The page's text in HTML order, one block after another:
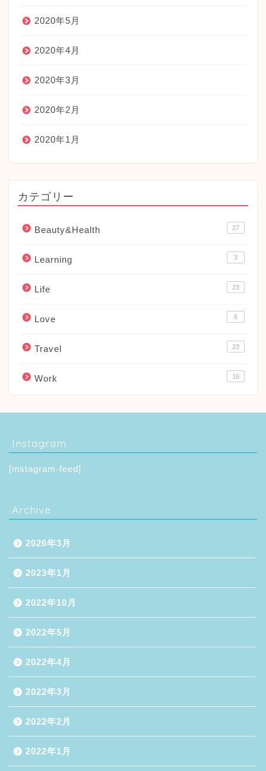
2020年5月
2020年4月
2020年3月
2020年2月
2020年1月
カテゴリー
Beauty&Health 27
Learning 3
Life 23
Love 6
Travel 23
Work 16
Instagram
[instagram-feed]
Archive
2026年3月
2023年1月
2022年10月
2022年5月
2022年4月
2022年3月
2022年2月
2022年1月